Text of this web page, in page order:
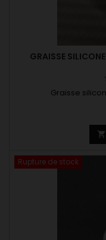
GRAISSE
Graisse

Rupture de stock